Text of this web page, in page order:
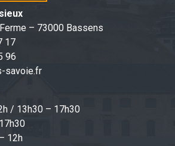
– 73000 Bassens
17
96
savoie.fr
/ 13h30 – 17h30
12h